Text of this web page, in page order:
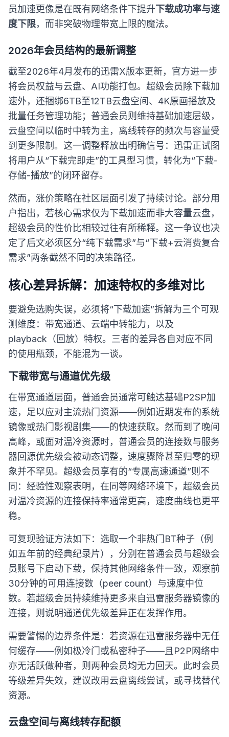
员加速更像是在既有网络条件下提升下载成功率与速
度下限，而非突破物理带宽上限的魔法。
2026年会员结构的最新调整
截至2026年4月发布的迅雷X版本更新，官方进一步
将会员权益与云盘、AI功能打包。超级会员除下载加
速外，还捆绑6TB至12TB云盘空间、4K原画播放及
批量任务管理功能；普通会员则维持基础加速层级，
云盘空间以临时中转为主，离线转存的频次与容量受
到更多限制。这一调整释放出明确信号：迅雷正试图
将用户从“下载完即走”的工具型习惯，转化为“下载-
存储-播放”的闭环留存。
然而，涨价策略在社区层面引发了持续讨论。部分用
户指出，若核心需求仅为下载加速而非大容量云盘，
超级会员的性价比相较过往有所稀释。这一争议也决
定了后文必须区分“纯下载需求”与“下载+云消费复合
需求”两条截然不同的决策路径。
核心差异拆解：加速特权的多维对比
要避免选购失误，必须将“下载加速”拆解为三个可观
测维度：带宽通道、云端中转能力，以及
playback（回放）特权。三者的差异各自对应不同
的使用瓶颈，不能混为一谈。
下载带宽与通道优先级
在带宽通道层面，普通会员通常可触达基础P2SP加
速，足以应对主流热门资源——例如近期发布的系统
镜像或热门影视剧集——的快速获取。然而到了晚间
高峰，或面对温冷资源时，普通会员的连接数与服务
器回源优先级会被动态调整，速度骤降甚至归零的现
象并不罕见。超级会员享有的“专属高速通道”则不
同：经验性观察表明，在同等网络环境下，超级会员
对温冷资源的连接保持率通常更高，速度曲线也更平
稳。
可复现验证方法如下：选取一个非热门BT种子（例
如五年前的经典纪录片），分别在普通会员与超级会
员账号下启动下载，保持其他网络条件一致，观察前
30分钟的可用连接数（peer count）与速度中位
数。若超级会员持续维持更多来自迅雷服务器镜像的
连接，则说明通道优先级差异正在发挥作用。
需要警惕的边界条件是：若资源在迅雷服务器中无任
何缓存——例如极冷门或私密种子——且P2P网络中
亦无活跃做种者，则两种会员均无力回天。此时会员
等级差异失效，建议改用云盘离线尝试，或寻找替代
资源。
云盘空间与离线转存配额